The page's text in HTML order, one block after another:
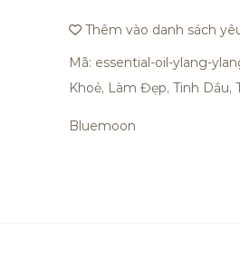
Thêm vào danh sách
Mã: essential-oil-ylang-
Khoẻ, Làm Đẹp,Tinh Dầu,
Bluemoon